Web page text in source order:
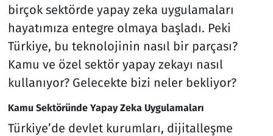
birçok sektörde yapay zeka uygulamaları
hayatımıza entegre olmaya başladı. Peki
Türkiye, bu teknolojinin nasıl bir parçası?
Kamu ve özel sektör yapay zekayı nasıl
kullanıyor? Gelecekte bizi neler bekliyor?
Kamu Sektöründe Yapay Zeka Uygulamaları
Türkiye’de devlet kurumları, dijitalleşme
Seçim 2023
Spor
Televizyon